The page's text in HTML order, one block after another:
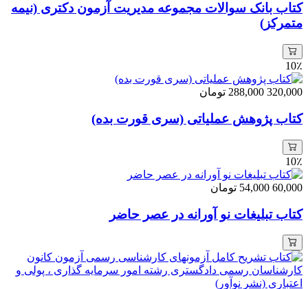
کتاب بانک سوالات مجموعه مدیریت آزمون دکتری (نیمه
متمرکز)
10٪
320,000
288,000 تومان
کتاب پژوهش عملیاتی (سری قورت بده)
10٪
60,000
54,000 تومان
کتاب تبلیغات نو آورانه در عصر حاضر